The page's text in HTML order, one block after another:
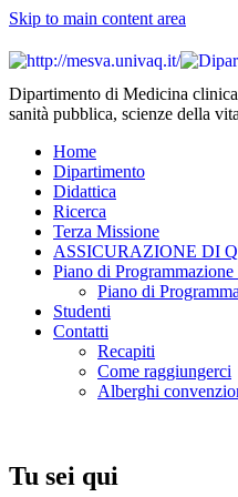
Skip to main content area
Dipartimento di Medicina
sanità pubblica, scienze della
Home
Dipartimento
Didattica
Ricerca
Terza Missione
ASSICURAZIONE DI
Piano di
Piano di
Studenti
Contatti
Recapiti
Come raggiungerci
Alberghi
Tu sei qui